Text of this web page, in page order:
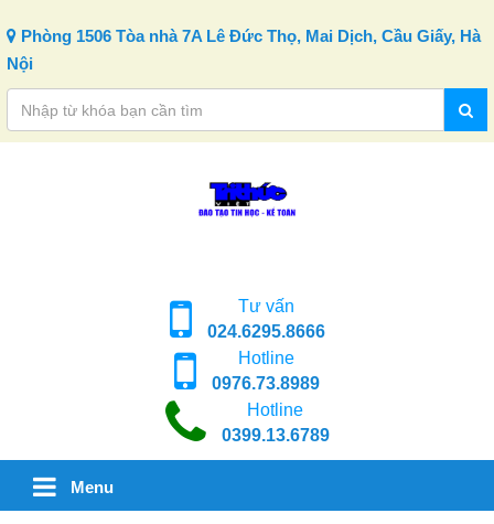
Phòng 1506 Tòa nhà 7A Lê Đức Thọ, Mai Dịch, Cầu Giấy, Hà
Nội
Tư vấn
024.6295.8666
Hotline
0976.73.8989
Hotline
0399.13.6789
Menu